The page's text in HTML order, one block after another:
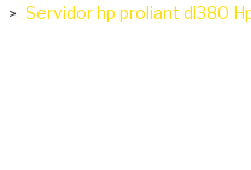
Servidor hp proliant dl380